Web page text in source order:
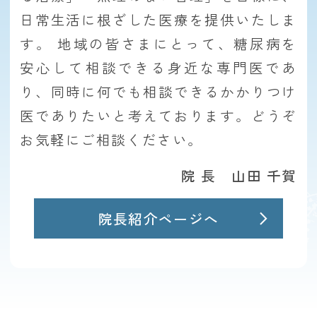
日常生活に根ざした医療を提供いたしま
す。 地域の皆さまにとって、糖尿病を
安心して相談できる身近な専門医であ
り、同時に何でも相談できるかかりつけ
医でありたいと考えております。どうぞ
お気軽にご相談ください。
院 長 山田 千賀
院長紹介ページへ